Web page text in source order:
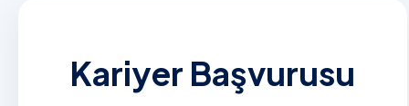
Kariyer Başvurusu